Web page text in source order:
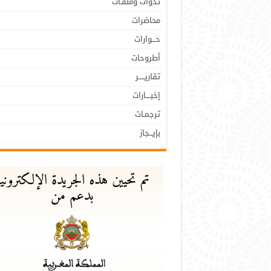
محاضرات
حـــوارات
أطروحات
تقاريـــــر
إخبــــارات
ترجمـات
بإيـــجاز